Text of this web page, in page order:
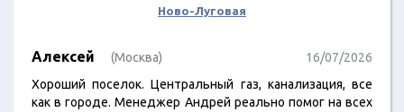
Ново-Луговая
Алексей (Москва)
16/07/2026
Хороший поселок. Центральный газ, канализация, все
как в городе. Менеджер Андрей реально помог на всех